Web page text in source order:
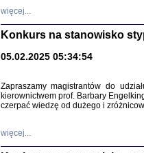
więcej...
Konkurs na stanowisko
05.02.2025 05:34:54
Zapraszamy magistrantów do
kierownictwem prof. Barbary
czerpać wiedzę od dużego i
więcej...